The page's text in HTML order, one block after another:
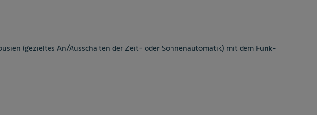
(gezieltes An/Ausschalten der Zeit- oder Sonnenautomatik) mit dem Funk-